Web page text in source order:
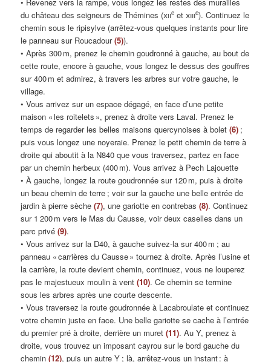
du château des seigneurs de Thémines (xiie etxiiie). Continuez le
chemin sous le ripisylve (arrêtez-vous quelques instants pour lire
le panneau sur Roucadour(5)).
• Après 300 m, prenez le chemin goudronné à gauche, au bout de
cette route, encore à gauche, vous longez le dessus des gouffres
sur 400 m et admirez, à travers les arbres sur votre gauche, le
village.
• Vous arrivez sur un espace dégagé, en face d’une petite
maison « les roitelets », prenez à droite vers Laval. Prenez le
temps de regarder les belles maisons quercynoises à bolet(6) ;
puis vous longez une noyeraie. Prenez le petit chemin de terre à
droite qui aboutit à la N840 que vous traversez, partez en face
par un chemin herbeux (400 m). Vous arrivez à Pech Lajouette
• À gauche, longez la route goudronnée sur 120 m, puis à droite
un beau chemin de terre ; voir sur la gauche une belle entrée de
jardin à pierre sèche(7), une gariotte en contrebas(8). Continuez
sur 1 200 m vers le Mas du Causse, voir deux caselles dans un
parc privé(9).
• Vous arrivez sur la D40, à gauche suivez-la sur 400 m ; au
panneau « carrières du Causse » tournez à droite. Après l’usine et
la carrière, la route devient chemin, continuez, vous ne louperez
pas le majestueux moulin à vent(10). Ce chemin se termine
sous les arbres après une courte descente.
• Vous traversez la route goudronnée à Lacabroulate et continuez
votre chemin juste en face. Une belle gariotte se cache à l’entrée
du premier pré à droite, derrière un muret(11). Au Y, prenez à
droite, vous trouvez un imposant cayrou sur le bord gauche du
chemin(12), puis un autre Y ; là, arrêtez-vous un instant : à